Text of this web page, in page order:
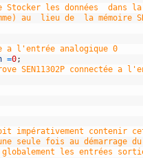
les données  dans
au  lieu de  la mémoire
a l'entrée analogique 0
=0;
SEN11302P connectée a
impérativement contenir
seule fois au démarrage
les entrées